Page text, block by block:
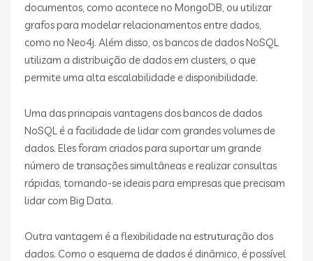
documentos, como acontece no MongoDB, ou utilizar
grafos para modelar relacionamentos entre dados,
como no Neo4j. Além disso, os bancos de dados NoSQL
utilizam a distribuição de dados em clusters, o que
permite uma alta escalabilidade e disponibilidade.
Uma das principais vantagens dos bancos de dados
NoSQL é a facilidade de lidar com grandes volumes de
dados. Eles foram criados para suportar um grande
número de transações simultâneas e realizar consultas
rápidas, tornando-se ideais para empresas que precisam
lidar com Big Data.
Outra vantagem é a flexibilidade na estruturação dos
dados. Como o esquema de dados é dinâmico, é possível